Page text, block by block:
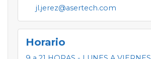
jl.jerez@asertech.com
Horario